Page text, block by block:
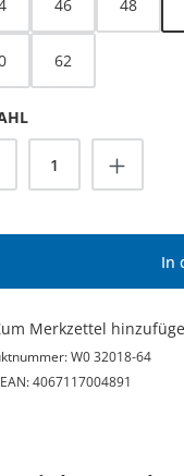
46 48
62
Anzahl:
In
Merkzettel
W0 32018-64
4067117004891